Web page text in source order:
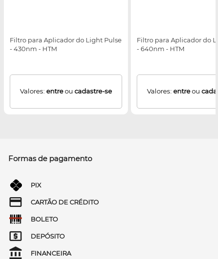
Filtro para Aplicador do Light Pulse
- 430nm - HTM
Valores: entreou cadastre-se
Filtro para Aplicador do
- 640nm - HTM
Valores: entreou
Formas de pagamento
PIX
CARTÃO DE CRÉDITO
BOLETO
DEPÓSITO
FINANCEIRA